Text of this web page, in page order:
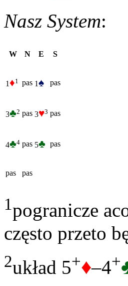
Nasz System:
W N E S
1♦1 pas 1♠ pas
3♣2 pas 3♥3 pas
4♣4 pas 5♣ pas
pas pas
1pogranicze
często przeto
2układ 5+♦–4+